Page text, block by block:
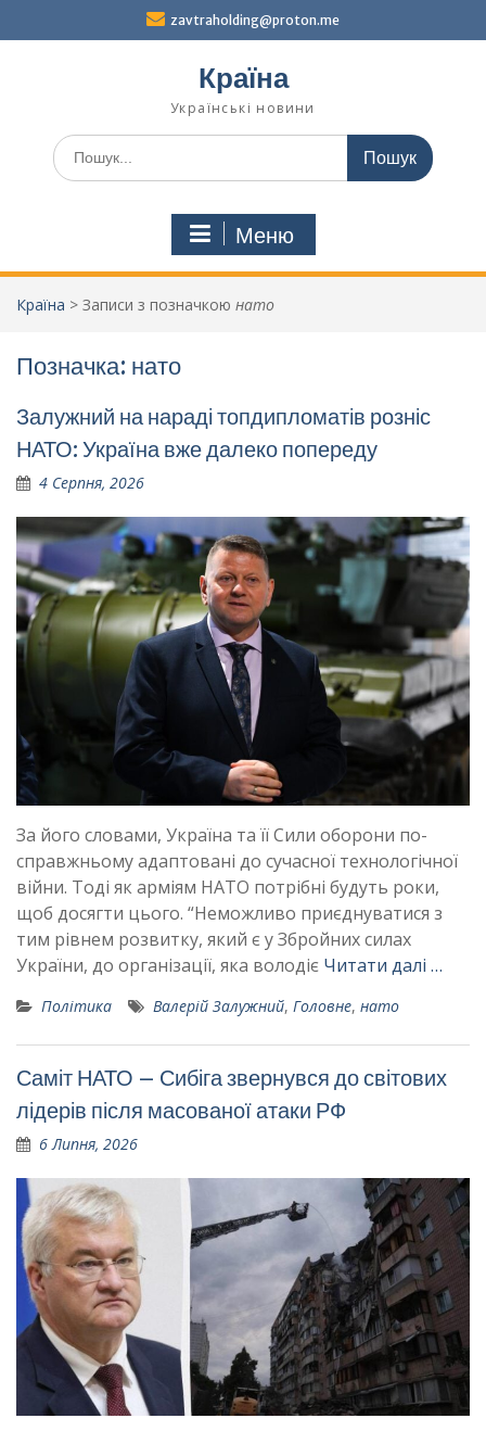
zavtraholding@proton.me
Країна
Українські новини
Шукати:
Меню
Країна > Записи з позначкою нато
Позначка: нато
Залужний на нараді топдипломатів розніс
НАТО: Україна вже далеко попереду
4 Серпня, 2026
За його словами, Україна та її Сили оборони по-
справжньому адаптовані до сучасної технологічної
війни. Тоді як арміям НАТО потрібні будуть роки,
щоб досягти цього. “Неможливо приєднуватися з
тим рівнем розвитку, який є у Збройних силах
України, до організації, яка володіє Читати далі …
Політика Валерій Залужний, Головне, нато
Саміт НАТО – Сибіга звернувся до світових
лідерів після масованої атаки РФ
6 Липня, 2026